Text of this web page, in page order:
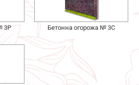
3Р Бетонна огорожа № 3С